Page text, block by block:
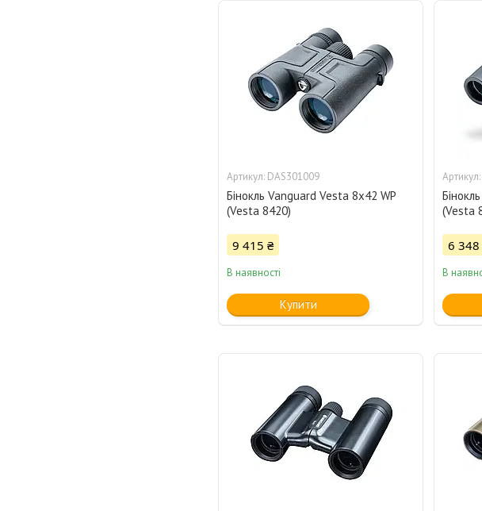
DAS301009
Бінокль Vanguard Vesta 8x42 WP
(Vesta 8420)
9 415 ₴
В наявності
Купити
(Vesta
6 348
В